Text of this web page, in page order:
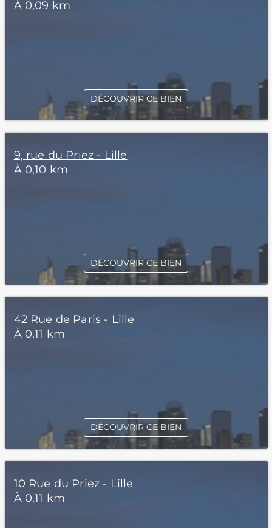
À 0,09 km
DÉCOUVRIR CE BIEN
9, rue du Priez - Lille
À 0,10 km
DÉCOUVRIR CE BIEN
42 Rue de Paris - Lille
À 0,11 km
DÉCOUVRIR CE BIEN
10 Rue du Priez - Lille
À 0,11 km